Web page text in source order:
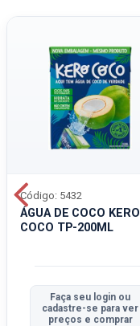
ÁGUA DE COCO KERO
COCO TP-200ML
Código: 5432
Faça seu login ou
cadastre-se para ver
preços e comprar